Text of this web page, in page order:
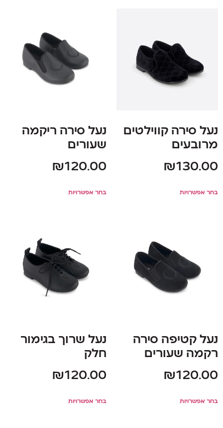
נעל סירה קווילטים
מרובעים
₪130.00
בחר אפשרויות
נעל סירה ריקמה
שעורים
₪120.00
בחר אפשרויות
נעל קטיפה סירה
רקמה שעורים
₪120.00
בחר אפשרויות
נעל שרוך בגימור
חלק
₪120.00
בחר אפשרויות